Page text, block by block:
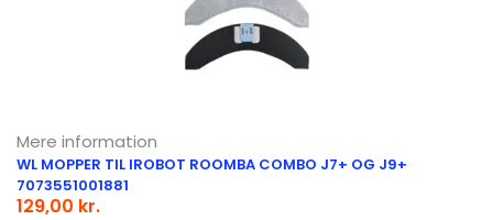
Mere information
WL MOPPER TIL IROBOT ROOMBA COMBO J7+ OG J9+
7073551001881
129,00 kr.